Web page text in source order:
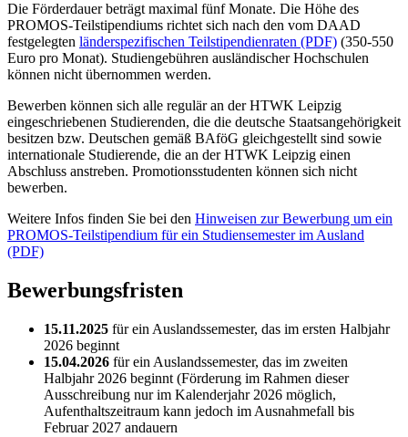
Die Förderdauer beträgt maximal fünf Monate. Die Höhe des
PROMOS-Teilstipendiums richtet sich nach den vom DAAD
festgelegten länderspezifischen Teilstipendienraten (PDF) (350-550
Euro pro Monat). Studiengebühren ausländischer Hochschulen
können nicht übernommen werden.
Bewerben können sich alle regulär an der HTWK Leipzig
eingeschriebenen Studierenden, die die deutsche Staatsangehörigkeit
besitzen bzw. Deutschen gemäß BAföG gleichgestellt sind sowie
internationale Studierende, die an der HTWK Leipzig einen
Abschluss anstreben. Promotionsstudenten können sich nicht
bewerben.
Weitere Infos finden Sie bei den Hinweisen zur Bewerbung um ein
PROMOS-Teilstipendium für ein Studiensemester im Ausland
(PDF)
Bewerbungsfristen
15.11.2025 für ein Auslandssemester, das im ersten Halbjahr
2026 beginnt
15.04.2026 für ein Auslandssemester, das im zweiten
Halbjahr 2026 beginnt (Förderung im Rahmen dieser
Ausschreibung nur im Kalenderjahr 2026 möglich,
Aufenthaltszeitraum kann jedoch im Ausnahmefall bis
Februar 2027 andauern